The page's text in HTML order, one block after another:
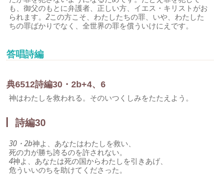
も、御父のもとに弁護者、正しい方、イエス・キリストがお
られます。2この方こそ、わたしたちの罪、いや、わたした
ちの罪ばかりでなく、全世界の罪を償ういけにえです。
答唱詩編
典6512詩編30・2b+4、6
神はわたしを救われる。そのいつくしみをたたえよう。
詩編30
30・2b神よ、あなたはわたしを救い、
死の力が勝ち誇るのを許されない。
4神よ、あなたは死の国からわたしを引きあげ、
危ういいのちを助けてくださった。